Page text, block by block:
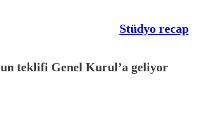
Stüdyo recap
teklifi Genel Kurul’a geliyor